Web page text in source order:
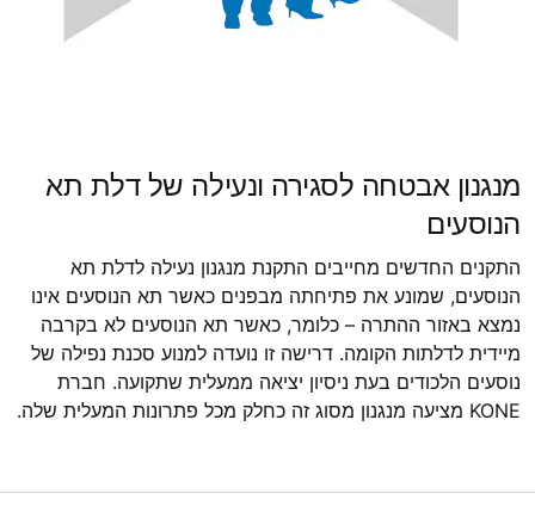
מנגנון אבטחה לסגירה ונעילה של דלת תא
הנוסעים
התקנים החדשים מחייבים התקנת מנגנון נעילה לדלת תא
הנוסעים, שמונע את פתיחתה מבפנים כאשר תא הנוסעים אינו
נמצא באזור ההתרה – כלומר, כאשר תא הנוסעים לא בקרבה
מיידית לדלתות הקומה. דרישה זו נועדה למנוע סכנת נפילה של
נוסעים הלכודים בעת ניסיון יציאה ממעלית שתקועה. חברת
KONE מציעה מנגנון מסוג זה כחלק מכל פתרונות המעלית שלה.